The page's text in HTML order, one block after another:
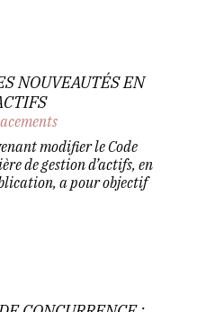
NOUVEAUTÉS EN
modifier le Code
de gestion d’actifs, en
a pour objectif